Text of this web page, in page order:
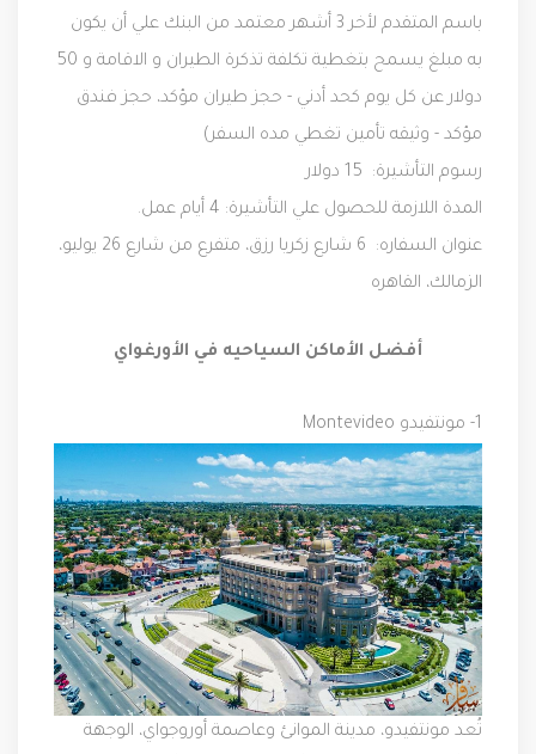
باسم المتقدم لأخر 3 أشهر معتمد من البنك علي أن يكون
به مبلغ يسمح بتغطية تكلفة تذكرة الطيران و الاقامة و 50
دولار عن كل يوم كحد أدني - حجز طيران مؤكد، حجز فندق
مؤكد - وثيقه تأمين تغطي مده السفر)
رسوم التأشيرة:
المدة اللازمة للحصول علي التأشيرة: 4 أيام عمل.
عنوان السفاره:
6 شارع زكريا رزق، متفرع من شارع 26 يوليو،
الزمالك، القاهره
أفضل الأماكن السياحيه في الأورغواي
1- مونتفيدو Montevideo
تُعد مونتفيدو، مدينة الموانئ وعاصمة أوروجواي، الوجهة